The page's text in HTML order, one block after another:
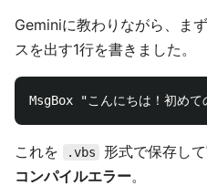
Geminiに教わりながら、ま
スを出す1行を書きました。
これを .vbs
形式で保存し
コンパイルエラー。